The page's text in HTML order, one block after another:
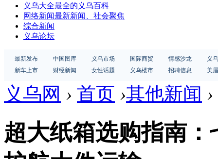
义乌大全最全的义乌百科
网络新闻最新新闻、社会聚焦
综合新闻
义乌论坛
最新发布 中国图库 义乌市场 国际商贸 情感沙龙
义
新车上市
财经新闻 女性话题 义乌楼市 招聘信息 美
义乌网 › 首页 ›其他新闻 ›
超大纸箱选购指南